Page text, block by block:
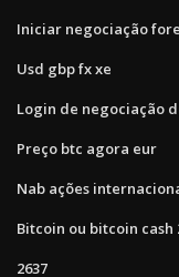
Iniciar negociação
Usd gbp fx xe
Login de negociação
Preço btc agora eur
Nab ações
Bitcoin ou bitcoin cash
2637